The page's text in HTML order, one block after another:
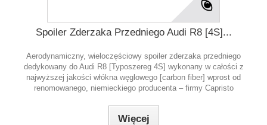
Spoiler Zderzaka Przedniego Audi R8 [4S]...
Aerodynamiczny, wieloczęściowy spoiler zderzaka przedniego
dedykowany do Audi R8 [Typoszereg 4S] wykonany w całości z
najwyższej jakości włókna węglowego [carbon fiber] wprost od
renomowanego, niemieckiego producenta – firmy Capristo
Więcej